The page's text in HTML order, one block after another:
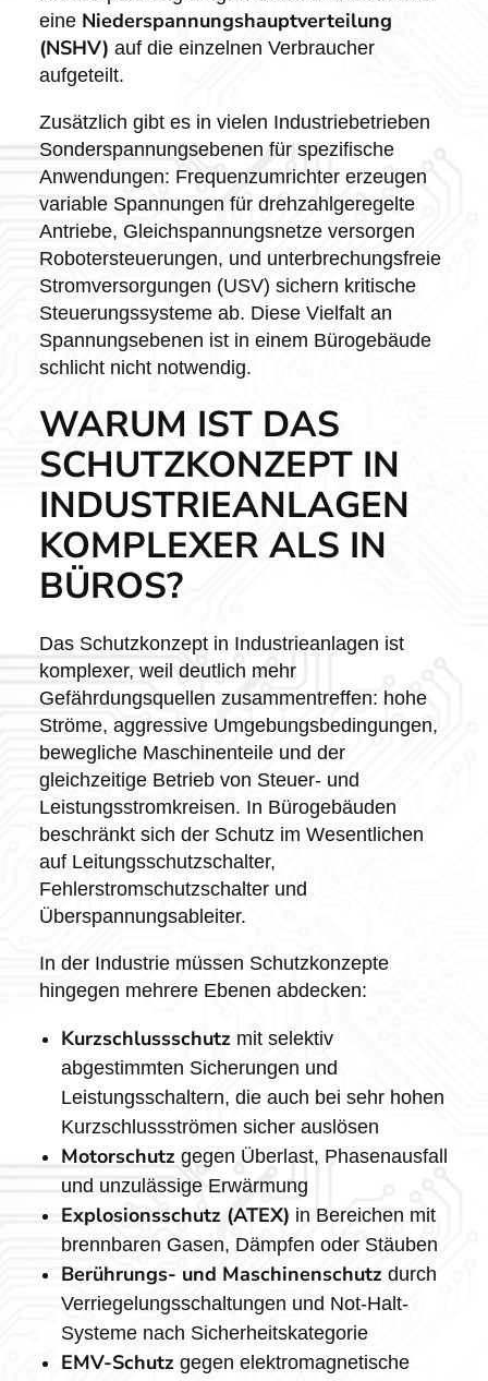
eine Niederspannungshauptverteilung
(NSHV) auf die einzelnen Verbraucher
aufgeteilt.
Zusätzlich gibt es in vielen Industriebetrieben
Sonderspannungsebenen für spezifische
Anwendungen: Frequenzumrichter erzeugen
variable Spannungen für drehzahlgeregelte
Antriebe, Gleichspannungsnetze versorgen
Robotersteuerungen, und unterbrechungsfreie
Stromversorgungen (USV) sichern kritische
Steuerungssysteme ab. Diese Vielfalt an
Spannungsebenen ist in einem Bürogebäude
schlicht nicht notwendig.
WARUM IST DAS
SCHUTZKONZEPT IN
INDUSTRIEANLAGEN
KOMPLEXER ALS IN
BÜROS?
Das Schutzkonzept in Industrieanlagen ist
komplexer, weil deutlich mehr
Gefährdungsquellen zusammentreffen: hohe
Ströme, aggressive Umgebungsbedingungen,
bewegliche Maschinenteile und der
gleichzeitige Betrieb von Steuer- und
Leistungsstromkreisen. In Bürogebäuden
beschränkt sich der Schutz im Wesentlichen
auf Leitungsschutzschalter,
Fehlerstromschutzschalter und
Überspannungsableiter.
In der Industrie müssen Schutzkonzepte
hingegen mehrere Ebenen abdecken:
Kurzschlussschutz mit selektiv
abgestimmten Sicherungen und
Leistungsschaltern, die auch bei sehr hohen
Kurzschlussströmen sicher auslösen
Motorschutz gegen Überlast, Phasenausfall
und unzulässige Erwärmung
Explosionsschutz (ATEX) in Bereichen mit
brennbaren Gasen, Dämpfen oder Stäuben
Berührungs- und Maschinenschutz durch
Verriegelungsschaltungen und Not-Halt-
Systeme nach Sicherheitskategorie
EMV-Schutz gegen elektromagnetische